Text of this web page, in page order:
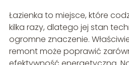
Łazienka to miejsce, które
kilka razy, dlatego jej stan
ogromne znaczenie.
remont może poprawić